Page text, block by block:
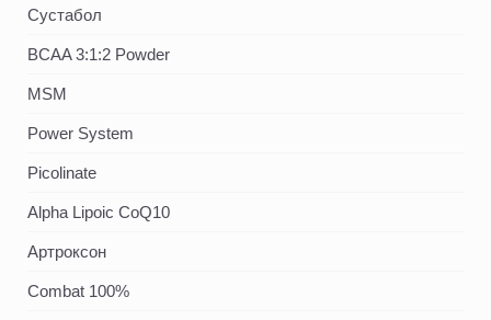
Сустабол
BCAA 3:1:2 Powder
MSM
Power System
Picolinate
Alpha Lipoic CoQ10
Артроксон
Combat 100%